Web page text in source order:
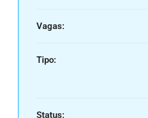
Vagas:
Tipo:
Status: